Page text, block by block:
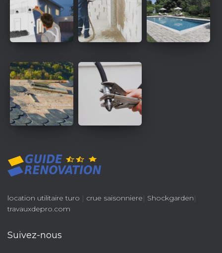
location utilitaire turo | crue saisonniere| Shockgarden|
travauxdepro.com
Suivez-nous